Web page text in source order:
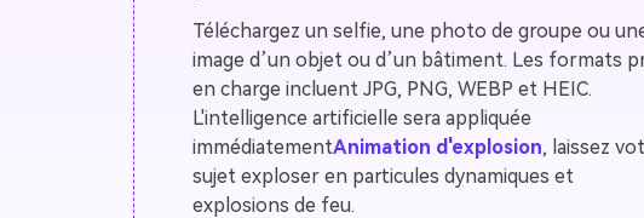
Téléchargez un selfie, une photo de groupe ou
image d’un objet ou d’un bâtiment. Les formats
en charge incluent JPG, PNG, WEBP et HEIC.
L'intelligence artificielle sera appliquée
immédiatementAnimation d'explosion, laissez
sujet exploser en particules dynamiques et
explosions de feu.